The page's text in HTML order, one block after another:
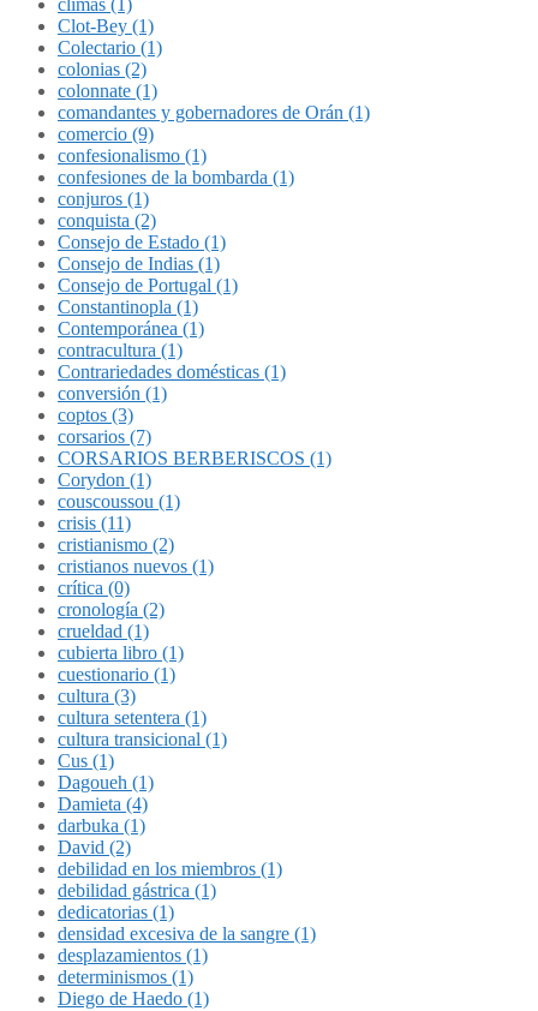
climas (1)
Clot-Bey (1)
Colectario (1)
colonias (2)
colonnate (1)
comandantes y gobernadores de Orán (1)
comercio (9)
confesionalismo (1)
confesiones de la bombarda (1)
conjuros (1)
conquista (2)
Consejo de Estado (1)
Consejo de Indias (1)
Consejo de Portugal (1)
Constantinopla (1)
Contemporánea (1)
contracultura (1)
Contrariedades domésticas (1)
conversión (1)
coptos (3)
corsarios (7)
CORSARIOS BERBERISCOS (1)
Corydon (1)
couscoussou (1)
crisis (11)
cristianismo (2)
cristianos nuevos (1)
crítica (0)
cronología (2)
crueldad (1)
cubierta libro (1)
cuestionario (1)
cultura (3)
cultura setentera (1)
cultura transicional (1)
Cus (1)
Dagoueh (1)
Damieta (4)
darbuka (1)
David (2)
debilidad en los miembros (1)
debilidad gástrica (1)
dedicatorias (1)
densidad excesiva de la sangre (1)
desplazamientos (1)
determinismos (1)
Diego de Haedo (1)